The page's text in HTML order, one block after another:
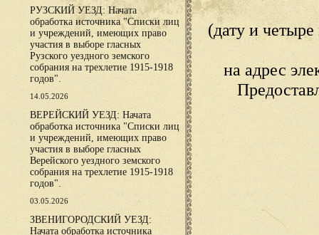
РУЗСКИЙ УЕЗД: Начата
обработка источника "Списки лиц
и учреждений, имеющих право
участия в выборе гласных
Рузского уездного земского
собрания на трехлетие 1915-1918
годов".
14.05.2026
ВЕРЕЙСКИЙ УЕЗД: Начата
обработка источника "Списки лиц
и учреждений, имеющих право
участия в выборе гласных
Верейского уездного земского
собрания на трехлетие 1915-1918
годов".
03.05.2026
ЗВЕНИГОРОДСКИЙ УЕЗД:
Начата обработка источника
(дату и
на адрес